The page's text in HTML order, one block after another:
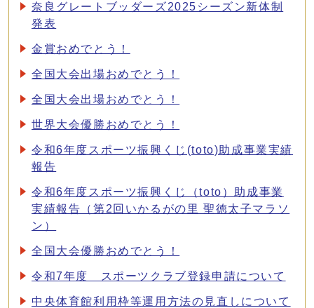
奈良グレートブッダーズ2025シーズン新体制
発表
金賞おめでとう！
全国大会出場おめでとう！
全国大会出場おめでとう！
世界大会優勝おめでとう！
令和6年度スポーツ振興くじ(toto)助成事業実績
報告
令和6年度スポーツ振興くじ（toto）助成事業
実績報告（第2回いかるがの里 聖徳太子マラソ
ン）
全国大会優勝おめでとう！
令和7年度 スポーツクラブ登録申請について
中央体育館利用枠等運用方法の見直しについて